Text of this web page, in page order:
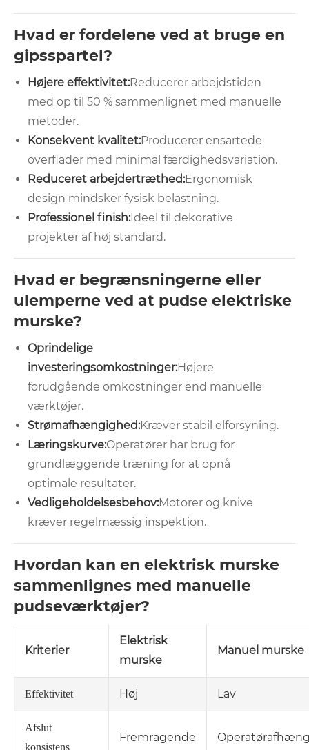
Hvad er fordelene ved at bruge en
gipsspartel?
Højere effektivitet:Reducerer arbejdstiden
med op til 50 % sammenlignet med manuelle
metoder.
Konsekvent kvalitet:Producerer ensartede
overflader med minimal færdighedsvariation.
Reduceret arbejdertræthed:Ergonomisk
design mindsker fysisk belastning.
Professionel finish:Ideel til dekorative
projekter af høj standard.
Hvad er begrænsningerne eller
ulemperne ved at pudse elektriske
murske?
Oprindelige
investeringsomkostninger:Højere
forudgående omkostninger end manuelle
værktøjer.
Strømafhængighed:Kræver stabil elforsyning.
Læringskurve:Operatører har brug for
grundlæggende træning for at opnå
optimale resultater.
Vedligeholdelsesbehov:Motorer og knive
kræver regelmæssig inspektion.
Hvordan kan en elektrisk murske
sammenlignes med manuelle
pudseværktøjer?
Kriterier
Elektrisk
murske
Manuel murske
Effektivitet Høj Lav
Afslut
konsistens
Fremragende